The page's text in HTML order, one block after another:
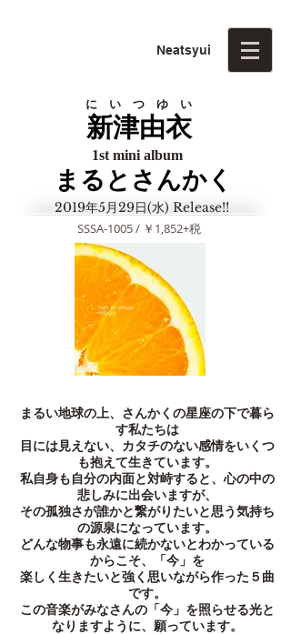
Neatsyui
新津由衣
に い つ ゆ い
2019年5月29日(水) Release!!
まるとさんかく
1st mini album
SSSA-1005 / ￥1,852+税
まるい地球の上、さんかくの星座の下で暮ら
す私たちは
目には見えない、カタチのない感情をいくつ
も抱えて生きています。
私自身も自分の内面と対峙すると、心の中の
悲しみに出会いますが、
その孤独さが誰かと繋がりたいと思う気持ち
の源泉になっています。
どんな物事も永遠に続かないとわかっている
からこそ、「今」を
楽しく生きたいと強く思いながら作った５曲
です。
この音楽がみなさんの「今 」を照らせる光と
なりますように、願っています。